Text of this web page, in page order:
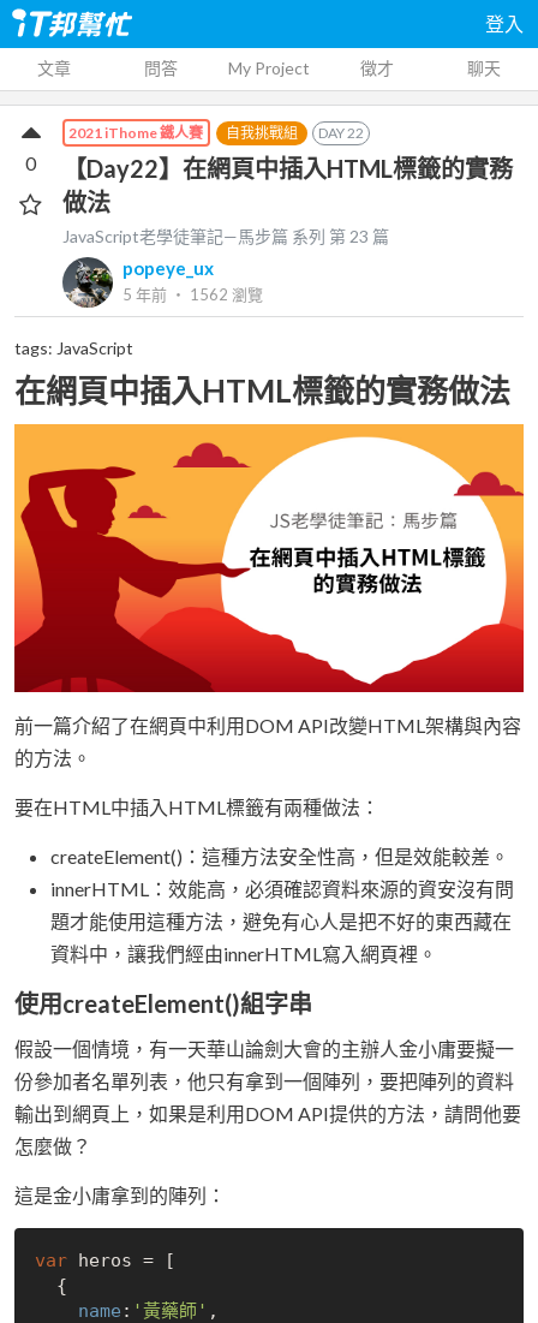
登入
文章 問答 My Project 徵才 聊天
2021 iThome 鐵人賽 自我挑戰組 DAY22
【Day22】在網頁中插入HTML標籤的實務
做法
JavaScript老學徒筆記—馬步篇 系列 第23 篇
popeye_ux
5 年前 ‧ 1562 瀏覽
0
tags: JavaScript
在網頁中插入HTML標籤的實務做法
前一篇介紹了在網頁中利用DOM API改變HTML架構與內容
的方法。
要在HTML中插入HTML標籤有兩種做法：
createElement()：這種方法安全性高，但是效能較差。
innerHTML：效能高，必須確認資料來源的資安沒有問
題才能使用這種方法，避免有心人是把不好的東西藏在
資料中，讓我們經由innerHTML寫入網頁裡。
使用createElement()組字串
假設一個情境，有一天華山論劍大會的主辦人金小庸要擬一
份參加者名單列表，他只有拿到一個陣列，要把陣列的資料
輸出到網頁上，如果是利用DOM API提供的方法，請問他要
怎麼做？
這是金小庸拿到的陣列：
var heros = [
name : '黃藥師' ,